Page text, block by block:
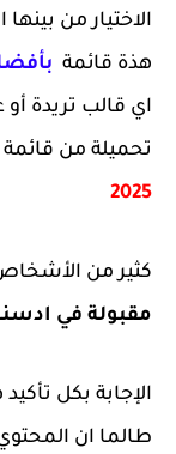
الاختيار من
هذة قائمة
اي قالب تريدة
تحميلة من
2025
كثير من
مقبولة في
الإجابة بكل
طالما ان